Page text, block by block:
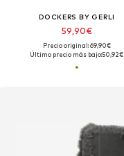
DOCKERS BY GERLI
59,90€
Precio original: 69,90€
Último precio más bajo:50,92€